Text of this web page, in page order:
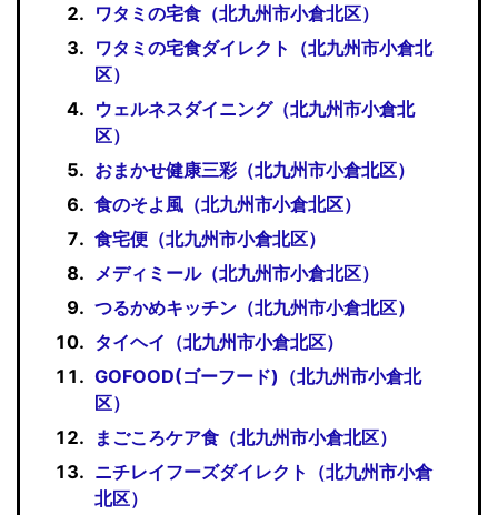
ワタミの宅食（北九州市小倉北区）
ワタミの宅食ダイレクト（北九州市小倉北
区）
ウェルネスダイニング（北九州市小倉北
区）
おまかせ健康三彩（北九州市小倉北区）
食のそよ風（北九州市小倉北区）
食宅便（北九州市小倉北区）
メディミール（北九州市小倉北区）
つるかめキッチン（北九州市小倉北区）
タイヘイ（北九州市小倉北区）
GOFOOD(ゴーフード)（北九州市小倉北
区）
まごころケア食（北九州市小倉北区）
ニチレイフーズダイレクト（北九州市小倉
北区）